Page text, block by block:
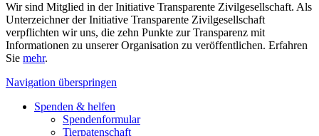
Wir sind Mitglied in der Initiative Transparente Zivilgesellschaft. Als
Unterzeichner der Initiative Transparente Zivilgesellschaft
verpflichten wir uns, die zehn Punkte zur Transparenz mit
Informationen zu unserer Organisation zu veröffentlichen. Erfahren
Sie mehr.
Navigation überspringen
Spenden & helfen
Spendenformular
Tierpatenschaft